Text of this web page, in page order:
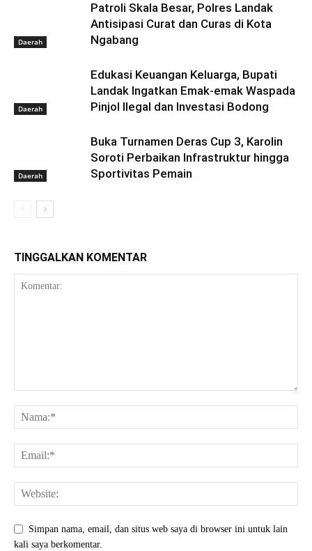
Daerah
Patroli Skala Besar, Polres Landak
Antisipasi Curat dan Curas di Kota
Ngabang
Daerah
Edukasi Keuangan Keluarga, Bupati
Landak Ingatkan Emak-emak Waspada
Pinjol Ilegal dan Investasi Bodong
Daerah
Buka Turnamen Deras Cup 3, Karolin
Soroti Perbaikan Infrastruktur hingga
Sportivitas Pemain
TINGGALKAN KOMENTAR
Simpan nama, email, dan situs web saya di browser ini untuk lain
kali saya berkomentar.